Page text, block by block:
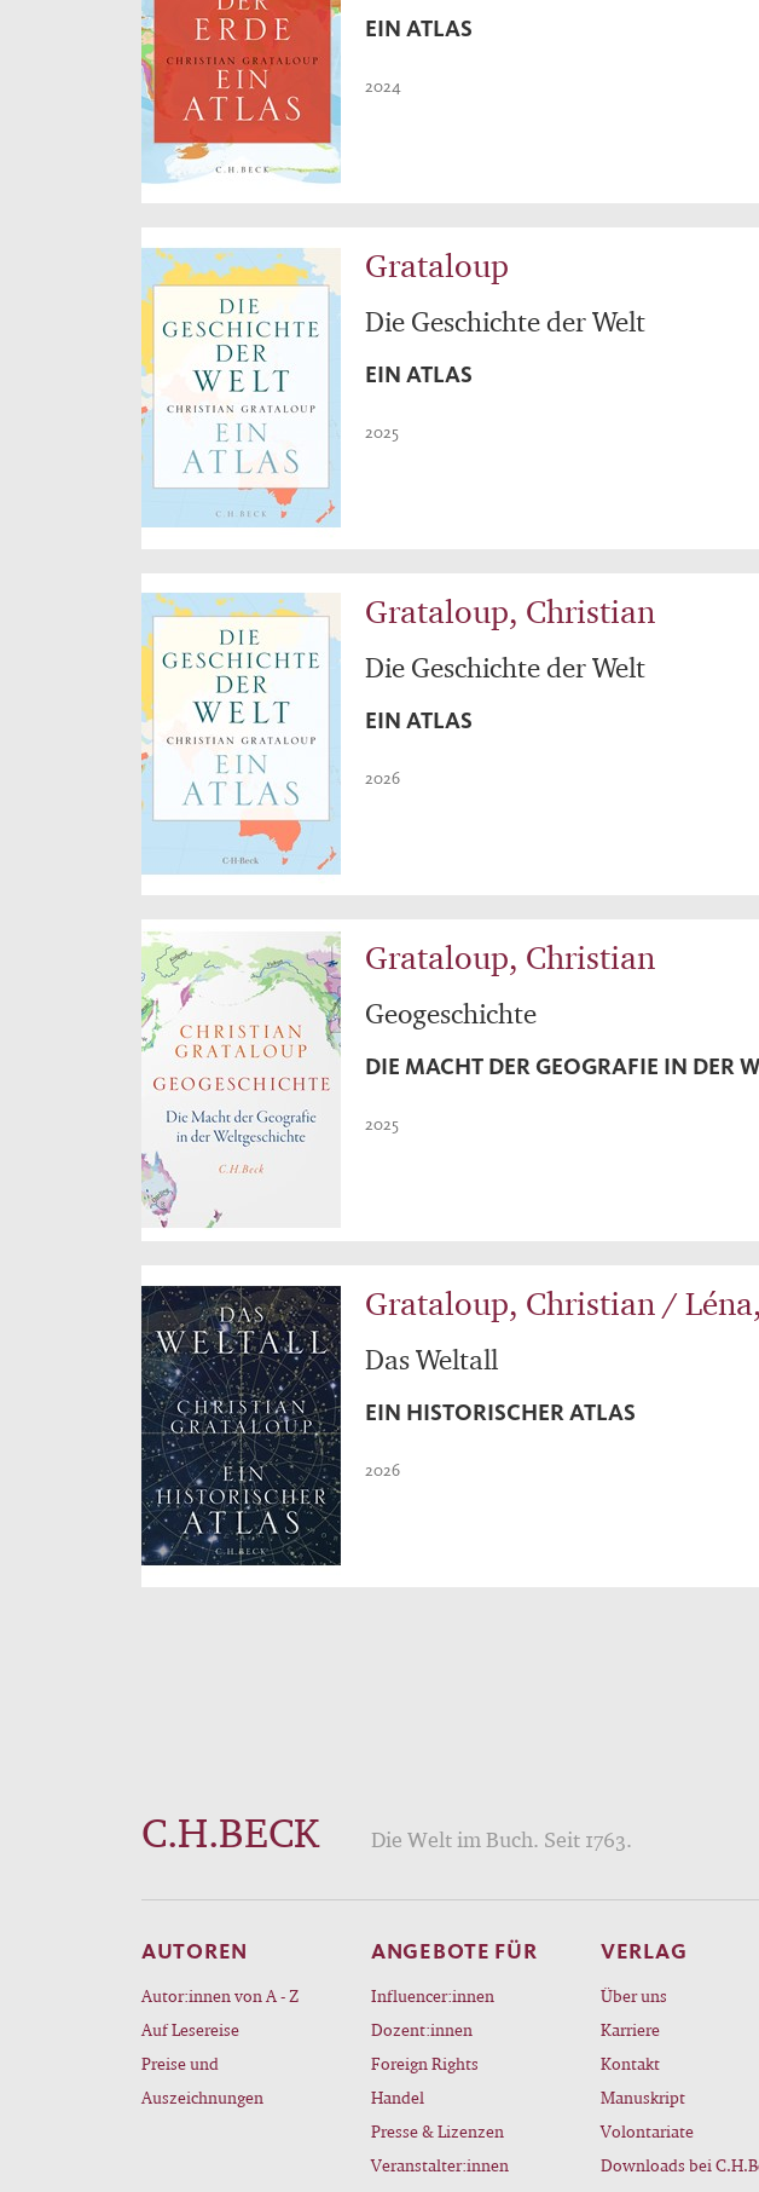
EIN ATLAS
2024
Grataloup
Die Geschichte der Welt
EIN ATLAS
2025
Grataloup, Christian
Die Geschichte der Welt
EIN ATLAS
2026
Grataloup, Christian
Geogeschichte
DIE MACHT DER GEOGRAFIE IN DER
2025
Grataloup, Christian /
Das Weltall
EIN HISTORISCHER ATLAS
2026
C.H.BECK Die Welt im Buch. Seit 1763.
AUTOREN
Autor:innen von A - Z
Auf Lesereise
Preise und
Auszeichnungen
ANGEBOTE FÜR
Influencer:innen
Dozent:innen
Foreign Rights
Handel
Presse & Lizenzen
Veranstalter:innen
VERLAG
Über uns
Karriere
Kontakt
Manuskript
Volontariate
Downloads bei